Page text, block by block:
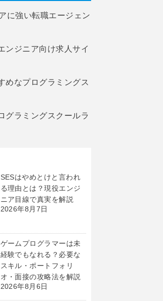
SESはやめとけと言われ
る理由とは？現役エンジ
ニア目線で真実を解説
2026年8月7日
ゲームプログラマーは未
経験でもなれる？必要な
スキル・ポートフォリ
オ・面接の攻略法を解説
2026年8月6日